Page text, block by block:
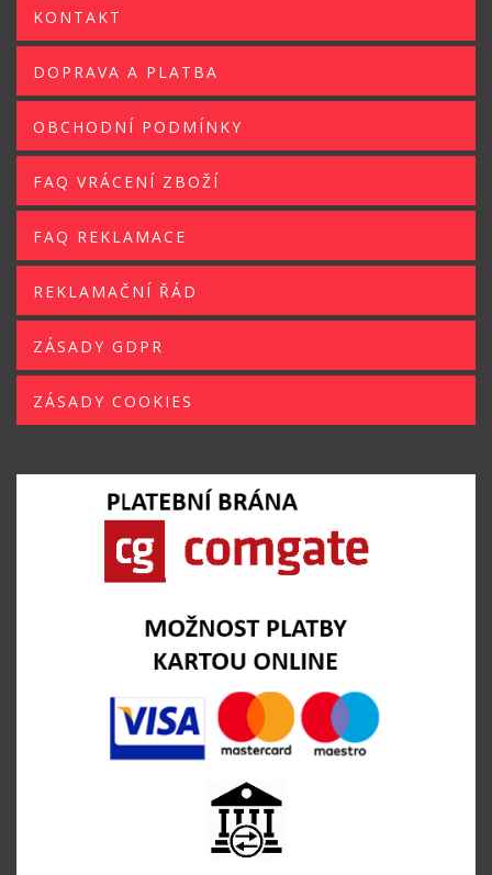
KONTAKT
DOPRAVA A PLATBA
OBCHODNÍ PODMÍNKY
FAQ VRÁCENÍ ZBOŽÍ
FAQ REKLAMACE
REKLAMAČNÍ ŘÁD
ZÁSADY GDPR
ZÁSADY COOKIES